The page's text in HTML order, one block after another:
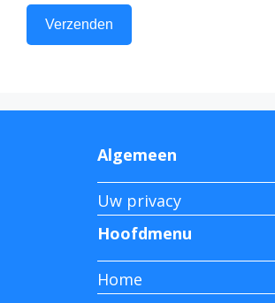
Algemeen
Uw privacy
Hoofdmenu
Home